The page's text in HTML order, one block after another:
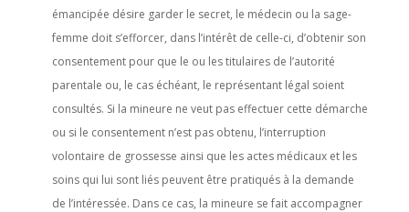
émancipée désire garder le secret, le médecin ou la sage-
femme doit s’efforcer, dans l’intérêt de celle-ci, d’obtenir son
consentement pour que le ou les titulaires de l’autorité
parentale ou, le cas échéant, le représentant légal soient
consultés. Si la mineure ne veut pas effectuer cette démarche
ou si le consentement n’est pas obtenu, l’interruption
volontaire de grossesse ainsi que les actes médicaux et les
soins qui lui sont liés peuvent être pratiqués à la demande
de l’intéressée. Dans ce cas, la mineure se fait accompagner